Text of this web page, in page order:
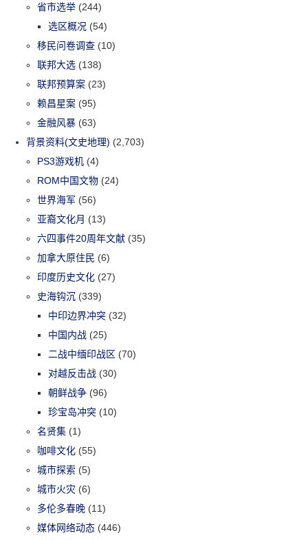
省市选举 (244)
选区概况 (54)
移民问卷调查 (10)
联邦大选 (138)
联邦预算案 (23)
赖昌星案 (95)
金融风暴 (63)
背景资料(文史地理) (2,703)
PS3游戏机 (4)
ROM中国文物 (24)
世界海军 (56)
亚裔文化月 (13)
六四事件20周年文献 (35)
加拿大原住民 (6)
印度历史文化 (27)
史海钩沉 (339)
中印边界冲突 (32)
中国内战 (25)
二战中缅印战区 (70)
对越反击战 (30)
朝鲜战争 (96)
珍宝岛冲突 (10)
名贤集 (1)
咖啡文化 (55)
城市探索 (5)
城市火灾 (6)
多伦多春晚 (11)
媒体网络动态 (446)